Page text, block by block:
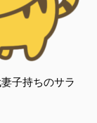
子持ちのサラ